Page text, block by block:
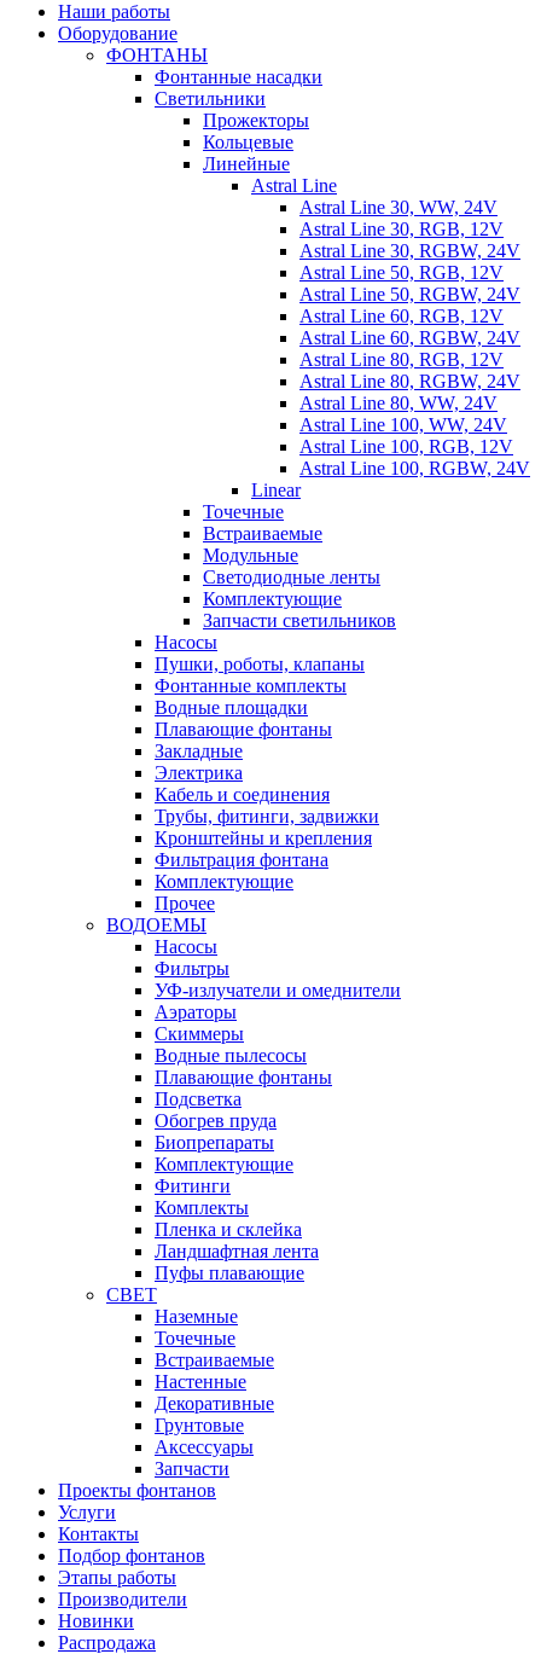
Наши работы
Оборудование
ФОНТАНЫ
Фонтанные насадки
Cветильники
Прожекторы
Кольцевые
Линейные
Astral Line
Astral Line 30, WW, 24V
Astral Line 30, RGB, 12V
Astral Line 30, RGBW, 24V
Astral Line 50, RGB, 12V
Astral Line 50, RGBW, 24V
Astral Line 60, RGB, 12V
Astral Line 60, RGBW, 24V
Astral Line 80, RGB, 12V
Astral Line 80, RGBW, 24V
Astral Line 80, WW, 24V
Astral Line 100, WW, 24V
Astral Line 100, RGB, 12V
Astral Line 100, RGBW, 24V
Linear
Точечные
Встраиваемые
Модульные
Светодиодные ленты
Комплектующие
Запчасти светильников
Насосы
Пушки, роботы, клапаны
Фонтанные комплекты
Водные площадки
Плавающие фонтаны
Закладные
Электрика
Кабель и соединения
Трубы, фитинги, задвижки
Кронштейны и крепления
Фильтрация фонтана
Комплектующие
Прочее
ВОДОЕМЫ
Насосы
Фильтры
УФ-излучатели и омеднители
Аэраторы
Cкиммеры
Водные пылесосы
Плавающие фонтаны
Подсветка
Обогрев пруда
Биопрепараты
Комплектующие
Фитинги
Комплекты
Пленка и склейка
Ландшафтная лента
Пуфы плавающие
СВЕТ
Наземные
Точечные
Встраиваемые
Настенные
Декоративные
Грунтовые
Аксессуары
Запчасти
Проекты фонтанов
Услуги
Контакты
Подбор фонтанов
Этапы работы
Производители
Новинки
Распродажа